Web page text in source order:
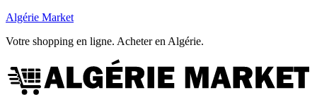
Algérie Market
Votre shopping en ligne. Acheter en Algérie.